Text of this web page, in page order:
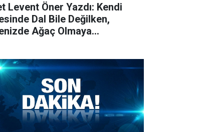
Levent Öner Yazdı: Kendi
Dal Bile Değilken,
Ağaç Olmaya